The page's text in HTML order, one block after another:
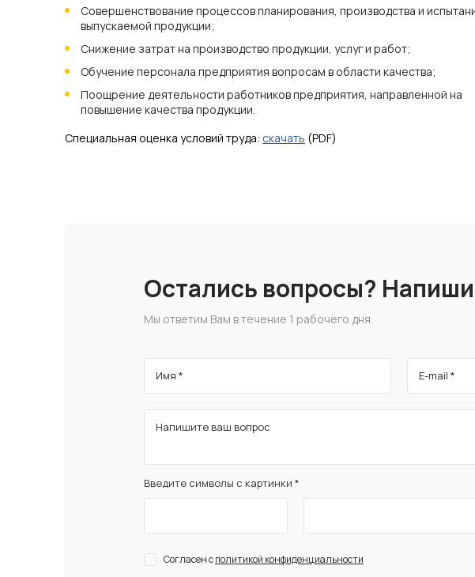
Совершенствование процессов планирования, производства и
выпускаемой продукции;
Снижение затрат на производство продукции, услуг и работ;
Обучение персонала предприятия вопросам в области качества;
Поощрение деятельности работников предприятия, направленной на
повышение качества продукции.
Специальная оценка условий труда: скачать (PDF)
Остались вопросы?
Мы ответим Вам в течение 1 рабочего дня.
Имя * E-mail *
Напишите ваш вопрос
Введите символы с картинки *
Согласен сполитикой конфиденциальности